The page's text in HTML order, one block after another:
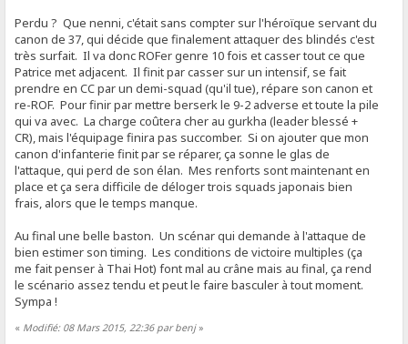
Perdu ? Que nenni, c'était sans compter sur l'héroïque servant du
canon de 37, qui décide que finalement attaquer des blindés c'est
très surfait. Il va donc ROFer genre 10 fois et casser tout ce que
Patrice met adjacent. Il finit par casser sur un intensif, se fait
prendre en CC par un demi-squad (qu'il tue), répare son canon et
re-ROF. Pour finir par mettre berserk le 9-2 adverse et toute la pile
qui va avec. La charge coûtera cher au gurkha (leader blessé +
CR), mais l'équipage finira pas succomber. Si on ajouter que mon
canon d'infanterie finit par se réparer, ça sonne le glas de
l'attaque, qui perd de son élan. Mes renforts sont maintenant en
place et ça sera difficile de déloger trois squads japonais bien
frais, alors que le temps manque.
Au final une belle baston. Un scénar qui demande à l'attaque de
bien estimer son timing. Les conditions de victoire multiples (ça
me fait penser à Thai Hot) font mal au crâne mais au final, ça rend
le scénario assez tendu et peut le faire basculer à tout moment.
Sympa !
« Modifié: 08 Mars 2015, 22:36 par benj»